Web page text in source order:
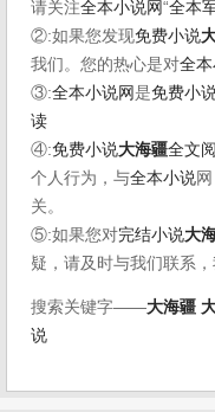
请关注全本小说网“全本
②:如果您发现免费小说
我们。您的热心是对全
③:全本小说网是免费小
读
④:免费小说大海疆全文
个人行为，与全本小说
关。
⑤:如果您对完结小说大
疑，请及时与我们联系
搜索关键字——大海疆
说